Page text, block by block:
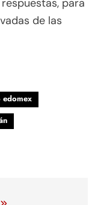
para
de las
edomex